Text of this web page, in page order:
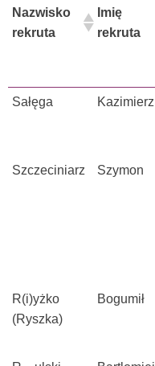
Nazwisko
rekruta
Imię
rekruta
Sałęga Kazimierz
Szczeciniarz Szymon
R(i)yżko
(Ryszka)
Bogumił